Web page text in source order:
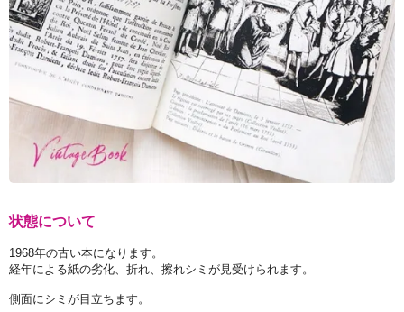
状態について
1968年の古い本になります。
経年による紙の劣化、折れ、擦れシミが見受けられます。
側面にシミが目立ちます。